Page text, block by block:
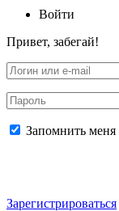
Войти
Привет, забегай!
Запомнить меня
Зарегистрироваться